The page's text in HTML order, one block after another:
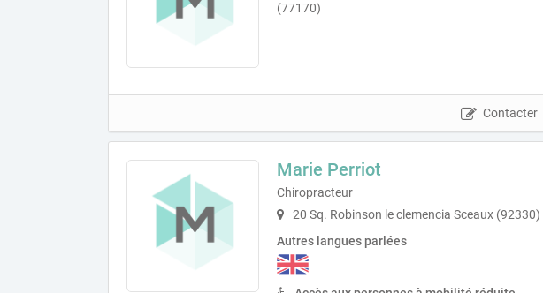
(77170)
Contacter
Marie Perriot
Chiropracteur
20 Sq. Robinson le clemencia Sceaux (92330)
Autres langues parlées